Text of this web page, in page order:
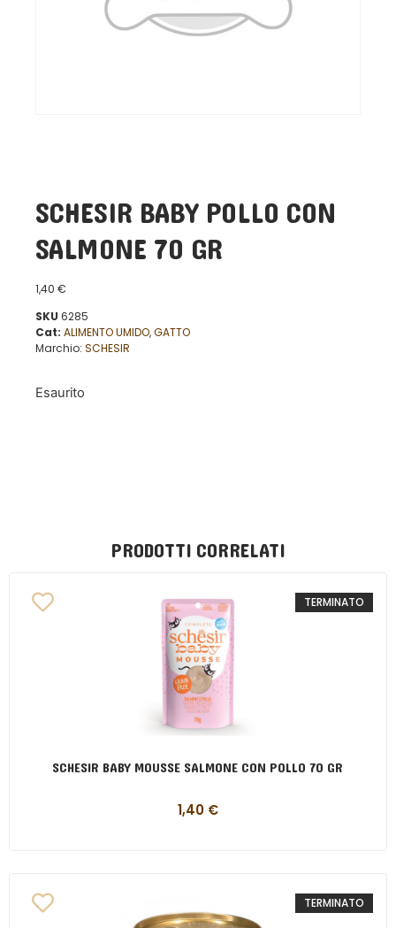
SCHESIR BABY POLLO CON
SALMONE 70 GR
1,40 €
SKU 6285
Cat: ALIMENTO UMIDO,GATTO
Marchio: SCHESIR
Esaurito
PRODOTTI CORRELATI
TERMINATO
SCHESIR BABY MOUSSE SALMONE CON POLLO 70 GR
1,40 €
TERMINATO